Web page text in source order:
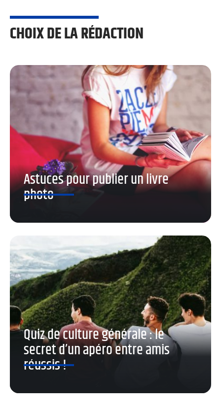
CHOIX DE LA RÉDACTION
Astuces pour publier un livre
photo
Quiz de culture générale : le
secret d’un apéro entre amis
réussis !